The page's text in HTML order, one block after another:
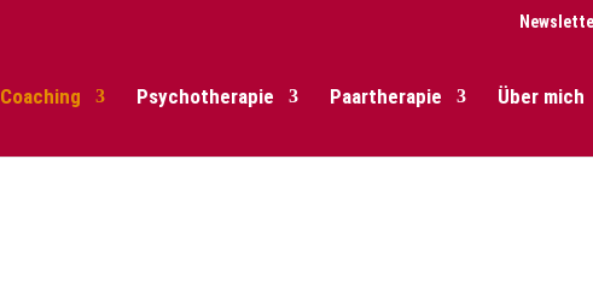
Coaching Psychotherapie Paartherapie Über mich